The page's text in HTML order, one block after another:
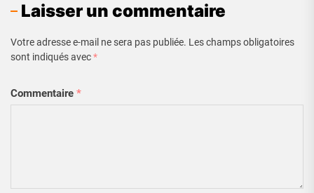
Laisser un commentaire
Votre adresse e-mail ne sera pas publiée. Les champs obligatoires
sont indiqués avec*
Commentaire *